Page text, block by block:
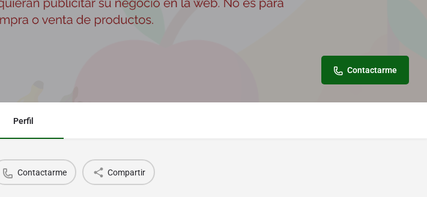
Contactarme
Perfil
Contactarme Compartir